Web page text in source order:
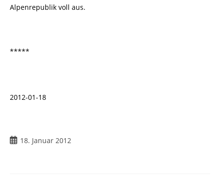
Alpenrepublik voll aus.
*****
2012-01-18
Beitrag18. Januar 2012